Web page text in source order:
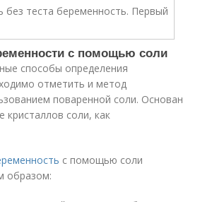
с помощью соли
способы определения
отметить и метод
поваренной соли. Основан
кристаллов соли, как
с помощью соли
образом: